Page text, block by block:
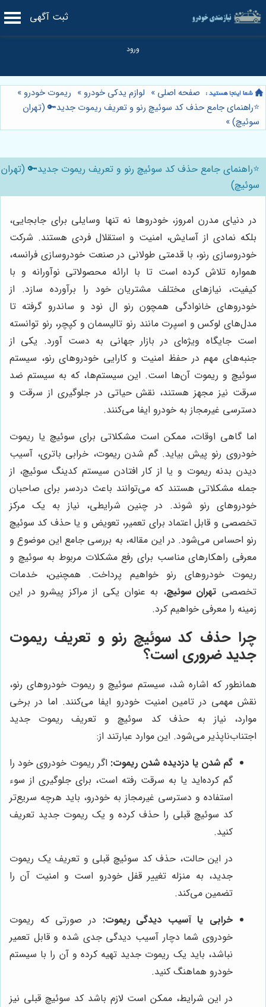
ثبت آگهی
صفحه اصلی » لوازم یدکی خودرو » ریموت خودرو »
⭐️راهنمای جامع حذف کد سوئیچ رنو و تعریف ریموت جدید🔑 (تهران
سوئیچ)»
⭐️راهنمای جامع حذف کد سوئیچ رنو و تعریف ریموت جدید🔑 (تهران
سوئیچ)
در دنیای مدرن امروز، خودروها نه تنها وسایلی برای جابجایی،
بلکه نمادی از آسایش، امنیت و استقلال فردی هستند. شرکت
خودروسازی رنو، با قدمتی طولانی در صنعت خودروسازی فرانسه،
همواره تلاش کرده است تا با ارائه محصولاتی نوآورانه و با
کیفیت، نیازهای مختلف مشتریان خود را برآورده سازد. از
خودروهای خانوادگی همچون رنو ال نود و ساندرو گرفته تا
مدل‌های لوکس و اسپرت مانند رنو تالیسمان و کپچر، رنو توانسته
است جایگاه ویژه‌ای در بازار جهانی به دست آورد. یکی از
جنبه‌های مهم در حفظ امنیت و کارایی خودروهای رنو، سیستم
سوئیچ و ریموت آن‌ها است. این سیستم‌ها، که به سیستم ضد
سرقت نیز مجهز هستند، نقش حیاتی در جلوگیری از سرقت و
دسترسی غیرمجاز به خودرو ایفا می‌کنند.
اما گاهی اوقات، ممکن است مشکلاتی برای سوئیچ یا ریموت
خودروی رنو پیش بیاید. گم شدن ریموت، خرابی باتری، آسیب
دیدن بدنه ریموت و یا از کار افتادن سیستم کدینگ سوئیچ، از
جمله مشکلاتی هستند که می‌توانند باعث دردسر برای صاحبان
خودروهای رنو شوند. در چنین شرایطی، نیاز به یک مرکز
تخصصی و قابل اعتماد برای تعمیر، تعویض و یا حذف کد سوئیچ
رنو احساس می‌شود. در این مقاله، به بررسی جامع این موضوع و
معرفی راهکارهای مناسب برای رفع مشکلات مربوط به سوئیچ و
ریموت خودروهای رنو خواهیم پرداخت. همچنین، خدمات
تخصصی تهران سوئیچ، به عنوان یکی از مراکز پیشرو در این
زمینه را معرفی خواهیم کرد.
چرا حذف کد سوئیچ رنو و تعریف ریموت
جدید ضروری است؟
همانطور که اشاره شد، سیستم سوئیچ و ریموت خودروهای رنو،
نقش مهمی در تامین امنیت خودرو ایفا می‌کنند. اما در برخی
موارد، نیاز به حذف کد سوئیچ و تعریف ریموت جدید
اجتناب‌ناپذیر می‌شود. این موارد عبارتند از:
گم شدن یا دزدیده شدن ریموت: اگر ریموت خودروی خود را
گم کرده‌اید یا به سرقت رفته است، برای جلوگیری از سوء
استفاده و دسترسی غیرمجاز به خودرو، باید هرچه سریع‌تر
کد سوئیچ قبلی را حذف کرده و یک ریموت جدید تعریف
کنید.
در این حالت، حذف کد سوئیچ قبلی و تعریف یک ریموت
جدید، به منزله تغییر قفل خودرو است و امنیت آن را
تضمین می‌کند.
خرابی یا آسیب دیدگی ریموت: در صورتی که ریموت
خودروی شما دچار آسیب دیدگی جدی شده و قابل تعمیر
نباشد، باید یک ریموت جدید تهیه کرده و آن را با سیستم
خودرو هماهنگ کنید.
در این شرایط، ممکن است لازم باشد کد سوئیچ قبلی نیز